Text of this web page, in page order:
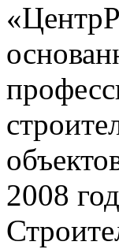
2008